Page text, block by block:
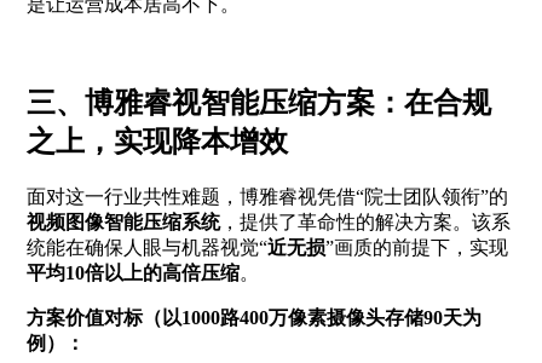
三、博雅睿视智能压缩方案：在合规
之上，实现降本增效
面对这一行业共性难题，博雅睿视凭借“院士团队领衔”的
视频图像智能压缩系统，提供了革命性的解决方案。该系
统能在确保人眼与机器视觉“近无损”画质的前提下，实现
平均10倍以上的高倍压缩。
方案价值对标（以1000路400万像素摄像头存储90天为
例）：